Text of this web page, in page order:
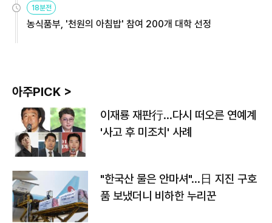
18분전
농식품부, '천원의 아침밥' 참여 200개 대학 선정
아주PICK >
이재룡 재판行…다시 떠오른 연예계
'사고 후 미조치' 사례
"한국산 물은 안마셔"…日 지진 구호
품 보냈더니 비하한 누리꾼